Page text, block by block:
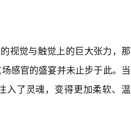
视觉与触觉上的巨大张力，那
感官的盛宴并未止步于此。当
入了灵魂，变得更加柔软、温